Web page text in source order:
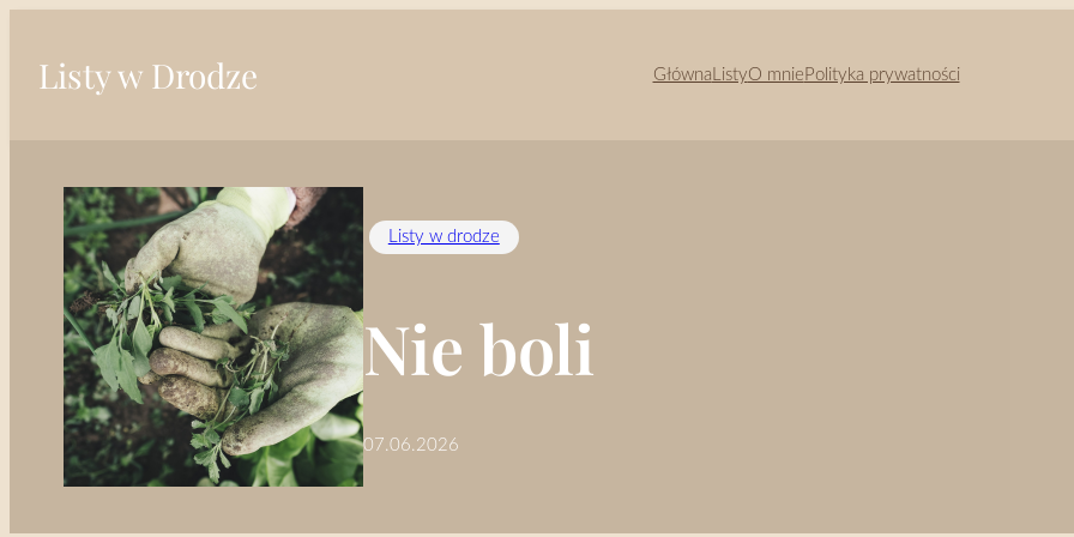
treściListy w Drodze Główna ListyO mnie Polityka prywatności
Listy w drodze
Nie boli
07.06.2026